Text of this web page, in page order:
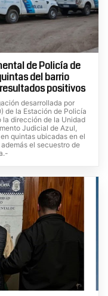
de Policía de
del barrio
positivos
desarrollada por
de la Estación de Policía
la dirección de la Unidad
Judicial de Azul,
quintas ubicadas en el
el secuestro de